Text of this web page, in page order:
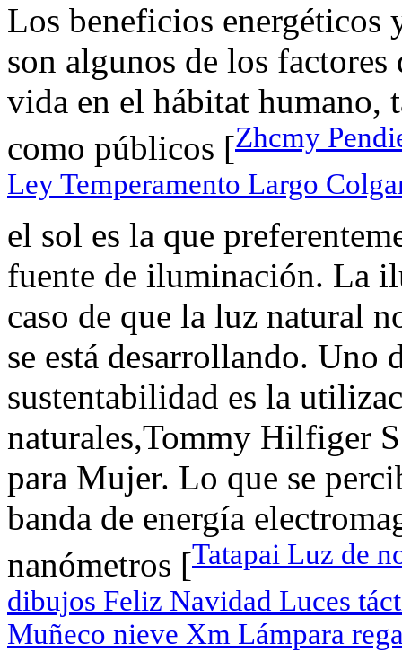
Los beneficios
son algunos de los
vida en el hábitat humano,
como públicos [Zhcmy
Ley Temperamento Largo
el sol es la que
fuente de iluminación. La
caso de que la luz natural
se está desarrollando. Uno
sustentabilidad es la
naturales,Tommy Hilfiger
para Mujer. Lo que se
banda de energía
nanómetros [Tatapai Luz de
dibujos Feliz Navidad Luces
Muñeco nieve Xm Lámpara